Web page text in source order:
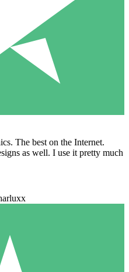
The best on the Internet.
as well. I use it pretty much